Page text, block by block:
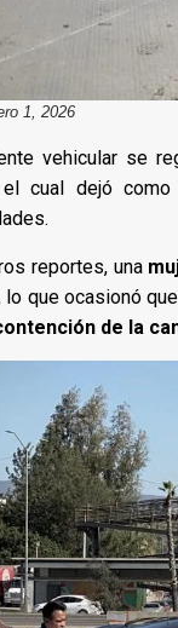
1, 2026
vehicular se
cual dejó como
reportes, una
lo que ocasionó
de la